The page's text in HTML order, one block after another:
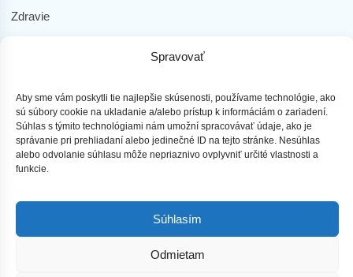
Spravovať
Aby sme vám poskytli tie najlepšie skúsenosti, používame technológie, ako
sú súbory cookie na ukladanie a/alebo prístup k informáciám o zariadení.
Súhlas s týmito technológiami nám umožní spracovávať údaje, ako je
správanie pri prehliadaní alebo jedinečné ID na tejto stránke. Nesúhlas
alebo odvolanie súhlasu môže nepriaznivo ovplyvniť určité vlastnosti a
funkcie.
Súhlasím
Odmietam
Zdravie
Dôležité odkazy
Obchodné podmienky
Ochrana osobných údajov
Doprava a platba
Reklamácia tovaru